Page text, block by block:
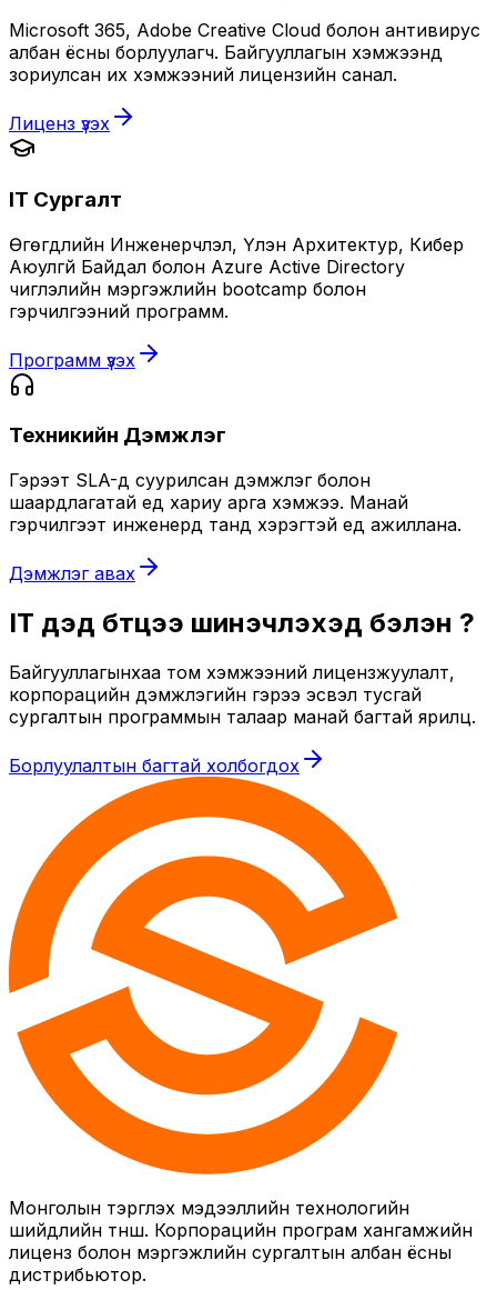
Microsoft 365, Adobe Creative Cloud болон антивирус
албан ёсны борлуулагч. Байгууллагын хэмжээнд
зориулсан их хэмжээний лицензийн санал.
Лиценз үзэх
IT Сургалт
Өгөгдлийн Инженерчлэл, Үүлэн Архитектур, Кибер
Аюулгүй Байдал болон Azure Active Directory
чиглэлийн мэргэжлийн bootcamp болон
гэрчилгээний программ.
Программ үзэх
Техникийн Дэмжлэг
Гэрээт SLA-д суурилсан дэмжлэг болон
шаардлагатай үед хариу арга хэмжээ. Манай
гэрчилгээт инженерүүд танд хэрэгтэй үед ажиллана.
Дэмжлэг авах
IT дэд бүтцээ шинэчлэхэд бэлэн үү?
Байгууллагынхаа том хэмжээний лицензжуулалт,
корпорацийн дэмжлэгийн гэрээ эсвэл тусгай
сургалтын программын талаар манай багтай ярилц.
Борлуулалтын багтай холбогдох
Монголын тэргүүлэх мэдээллийн технологийн
шийдлийн түнш. Корпорацийн програм хангамжийн
лиценз болон мэргэжлийн сургалтын албан ёсны
дистрибьютор.